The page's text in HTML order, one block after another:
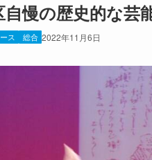
自慢の歴史的な芸
ス 総合 2022年11月6日